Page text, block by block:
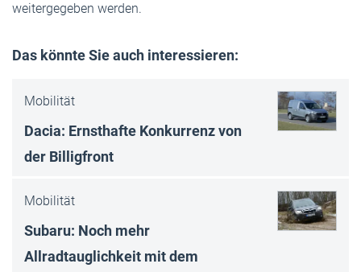
weitergegeben werden.
Das könnte Sie auch interessieren:
Mobilität
Dacia: Ernsthafte Konkurrenz von
der Billigfront
Mobilität
Subaru: Noch mehr
Allradtauglichkeit mit dem